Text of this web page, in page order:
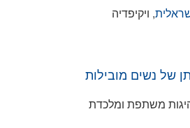
, ויקיפדיה
של נשים מובילות
משתפת ומלכדת